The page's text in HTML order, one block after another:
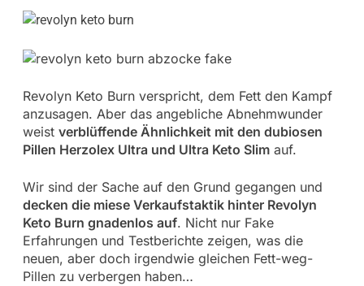
Revolyn Keto Burn verspricht, dem Fett den Kampf
anzusagen. Aber das angebliche Abnehmwunder
weist verblüffende Ähnlichkeit mit den dubiosen
Pillen Herzolex Ultra und Ultra Keto Slimauf.
Wir sind der Sache auf den Grund gegangen und
decken die miese Verkaufstaktik hinter Revolyn
Keto Burn gnadenlos auf. Nicht nur Fake
Erfahrungen und Testberichte zeigen, was die
neuen, aber doch irgendwie gleichen Fett-weg-
Pillen zu verbergen haben…